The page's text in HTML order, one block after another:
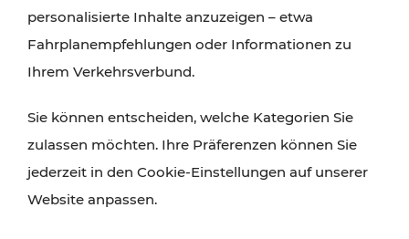
personalisierte Inhalte anzuzeigen – etwa
Fahrplanempfehlungen oder Informationen zu
Ihrem Verkehrsverbund.
Sie können entscheiden, welche Kategorien Sie
zulassen möchten. Ihre Präferenzen können Sie
jederzeit in den Cookie-Einstellungen auf unserer
Website anpassen.